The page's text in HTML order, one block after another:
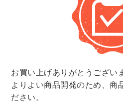
お買い上げありがとうござい
よりよい商品開発のため、商
ださい。